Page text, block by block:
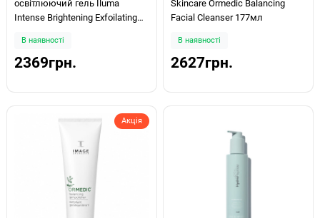
освітлюючий гель Iluma
Intense Brightening Exfoilating
В наявності
2369грн.
Skincare Ormedic Balancing
Facial Cleanser 177мл
В наявності
2627грн.
Акція